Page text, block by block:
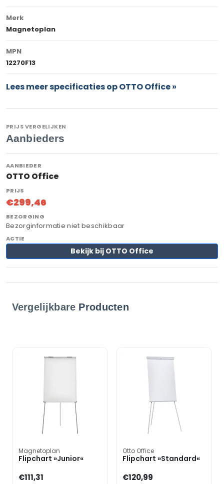
Merk
Magnetoplan
MPN
12270F13
Lees meer specificaties op OTTO Office »
PRIJS VERGELIJKEN
Aanbieders
OTTO Office
€299,46
Bezorginformatie niet beschikbaar
Bekijk bij OTTO Office
Vergelijkbare Producten
Magnetoplan
Flipchart »Junior«
€111,31
Otto Office
Flipchart »Standard«
€120,99